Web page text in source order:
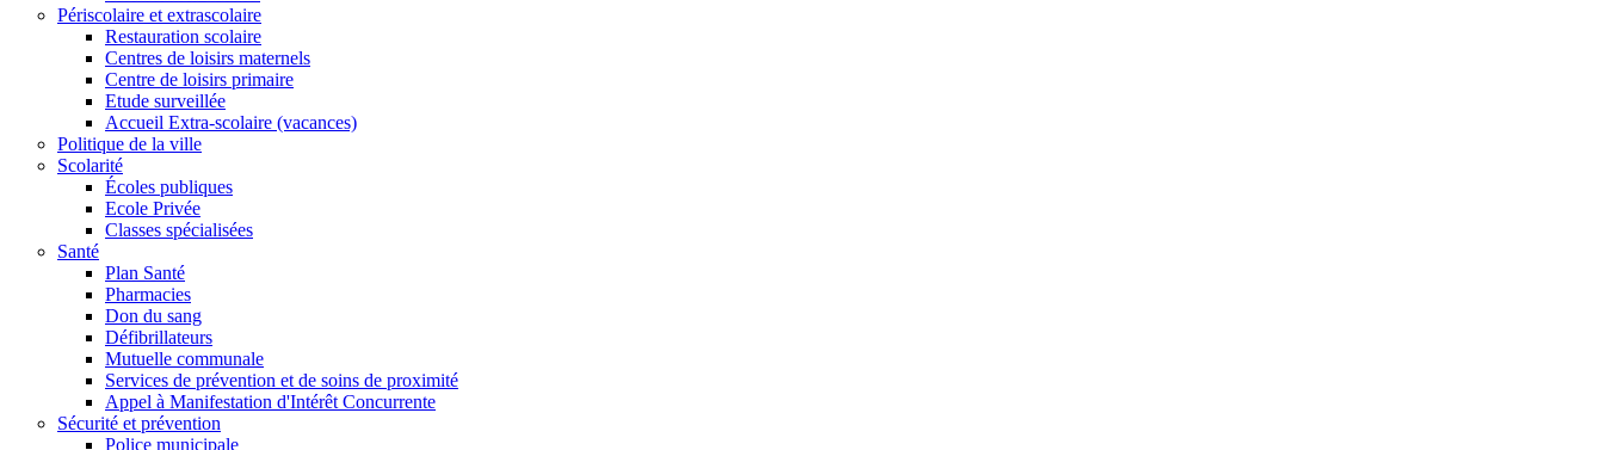
Périscolaire et extrascolaire
Restauration scolaire
Centres de loisirs maternels
Centre de loisirs primaire
Etude surveillée
Accueil Extra-scolaire (vacances)
Politique de la ville
Scolarité
Écoles publiques
Ecole Privée
Classes spécialisées
Santé
Plan Santé
Pharmacies
Don du sang
Défibrillateurs
Mutuelle communale
Services de prévention et de soins de proximité
Appel à Manifestation d'Intérêt Concurrente
Sécurité et prévention
Police municipale